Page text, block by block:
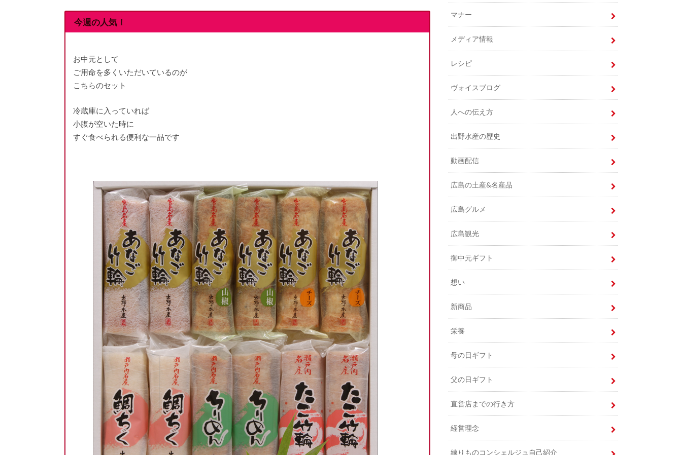
今週の人気！
お中元として
ご用命を多くいただいているのが
こちらのセット
冷蔵庫に入っていれば
小腹が空いた時に
すぐ食べられる便利な一品です
マナー
メディア情報
レシピ
ヴォイスブログ
人への伝え方
出野水産の歴史
動画配信
広島の土産&名産品
広島グルメ
広島観光
御中元ギフト
想い
新商品
栄養
母の日ギフト
父の日ギフト
直営店までの行き方
経営理念
練りものコンシェルジュ自己紹介